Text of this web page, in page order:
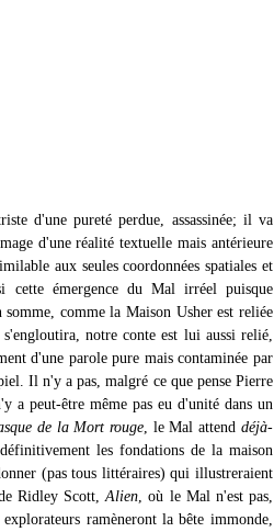
d'une pureté perdue, assassinée; il va
d'une réalité textuelle mais antérieure
aux seules coordonnées spatiales et
cette émergence du Mal irréel puisque
comme la Maison Usher est reliée
notre conte est lui aussi relié,
d'une parole pure mais contaminée par
Il n'y a pas, malgré ce que pense Pierre
a peut-être même pas eu d'unité dans un
de la Mort rouge , le Mal attend déjà-
les fondations de la maison
(pas tous littéraires) qui illustreraient
Ridley Scott,Alien , où le Mal n'est pas,
ramèneront la bête immonde,